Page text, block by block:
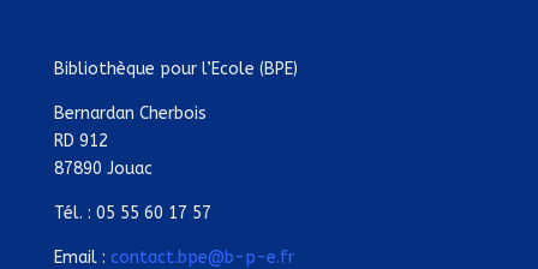
Bibliothèque pour l’Ecole (BPE)
Bernardan Cherbois
RD 912
87890 Jouac
Tél. : 05 55 60 17 57
Email : contact.bpe@b-p-e.fr